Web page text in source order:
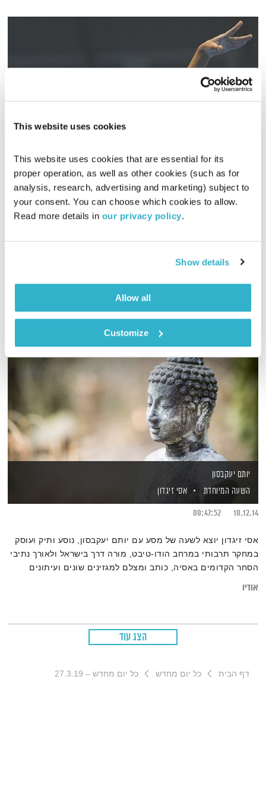
This website uses cookies
This website uses cookies that are essential for its
proper operation, as well as other cookies (such as for
analysis, research, advertising and marketing) subject to
your consent. You can choose which cookies to allow.
Read more details in our privacy policy.
Show details
Allow all
Customize
בדרך לטוקיו 2020
לירון תאני
28.08.19
00:52:06
מתעמלת המכשירים אופיר נצר מעבירה הילוך לקראת
אודיו
יותם יעקבסון
השעה המיוחדת
אסי זיגדון
10.12.14
00:47:52
אסי זיגדון יוצא לשעה של מסע עם יותם יעקבסון, נוסע ותיק ועוסק
במחקר תרבותי במרחב הודו-טיבט, מורה דרך בישראל ולאורך נתיבי
הסחר הקדומים באסיה, כותב ומצלם למגזינים שונים ועיתונים
אודיו
הצג עוד
דף הבית כל יום מחדש כל יום מחדש – 27.3.19